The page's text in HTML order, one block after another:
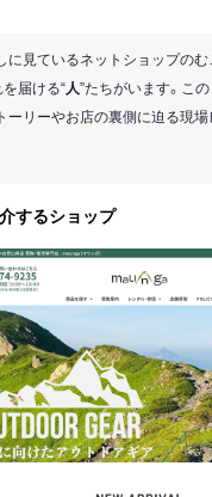
に見ているネットショップのむ
を届ける“ 人”たちがいます。こ
ーリーやお店の裏側に迫る現
するショップ